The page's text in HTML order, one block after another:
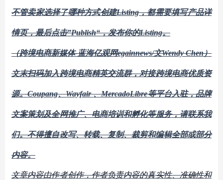
不管卖家选择了哪种方式创建Listing，都需要填写产品详
情页，最后点击”Publish“，发布你的Listing。
（跨境电商新媒体-蓝海亿观网egainnews/文Wendy Chen）
文末扫码加入跨境电商精英交流群，对接跨境电商优质资
源。Coupang、Wayfair 、MercadoLibre等平台入驻，品牌
文案策划及全网推广、电商培训和孵化等服务，请联系我
们。不得擅自改写、转载、复制、裁剪和编辑全部或部分
内容。
文章内容由作者创作，作者负责内容的真实性、准确性和